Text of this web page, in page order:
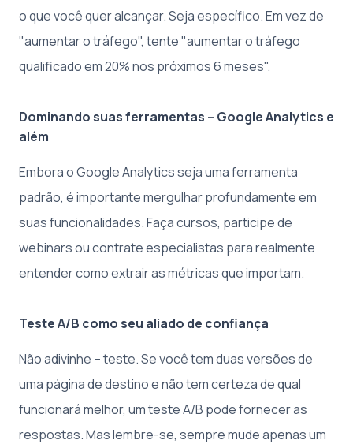
o que você quer alcançar. Seja específico. Em vez de
"aumentar o tráfego", tente "aumentar o tráfego
qualificado em 20% nos próximos 6 meses".
Dominando suas ferramentas – Google Analytics e
além
Embora o Google Analytics seja uma ferramenta
padrão, é importante mergulhar profundamente em
suas funcionalidades. Faça cursos, participe de
webinars ou contrate especialistas para realmente
entender como extrair as métricas que importam.
Teste A/B como seu aliado de confiança
Não adivinhe – teste. Se você tem duas versões de
uma página de destino e não tem certeza de qual
funcionará melhor, um teste A/B pode fornecer as
respostas. Mas lembre-se, sempre mude apenas um